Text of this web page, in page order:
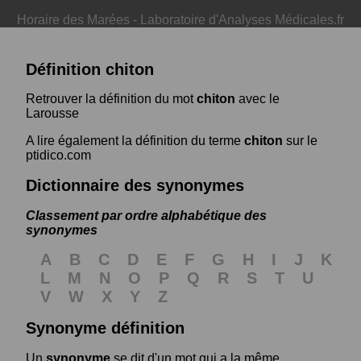
Horaire des Marées - Laboratoire d'Analyses Médicales.fr
Définition chiton
Retrouver la définition du motchiton avec le
Larousse
A lire également la définition du terme chiton sur le
ptidico.com
Dictionnaire des synonymes
Classement par ordre alphabétique des
synonymes
A B C D E F G H I J
K
L
M N O P Q R S T
U
V
W X Y
Z
Synonyme définition
Un synonyme se dit d'un mot qui a la même